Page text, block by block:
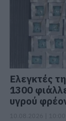
Ελεγκτές
1300
υγρού